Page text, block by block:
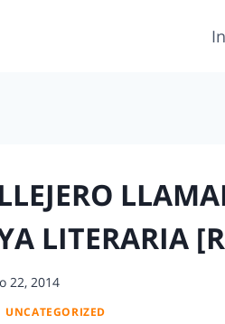
LITERARIA
22, 2014
UNCATEGORIZED